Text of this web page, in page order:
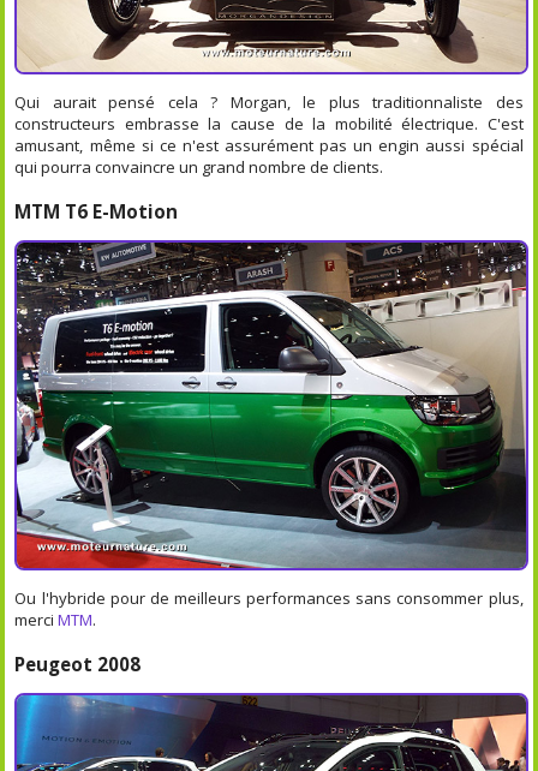
Qui aurait pensé cela ? Morgan, le plus traditionnaliste des
constructeurs embrasse la cause de la mobilité électrique. C'est
amusant, même si ce n'est assurément pas un engin aussi spécial
qui pourra convaincre un grand nombre de clients.
MTM T6 E-Motion
Ou l'hybride pour de meilleurs performances sans consommer plus,
merciMTM.
Peugeot 2008